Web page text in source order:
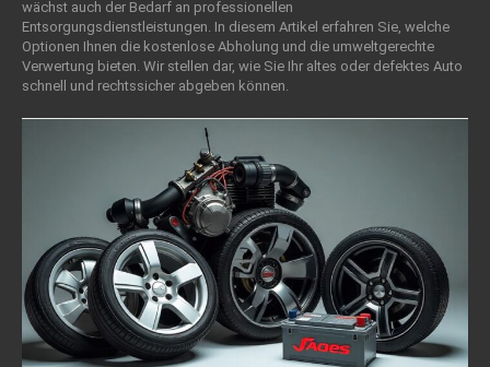
wächst auch der Bedarf an professionellen
Entsorgungsdienstleistungen. In diesem Artikel erfahren Sie, welche
Optionen Ihnen die kostenlose Abholung und die umweltgerechte
Verwertung bieten. Wir stellen dar, wie Sie Ihr altes oder defektes Auto
schnell und rechtssicher abgeben können.